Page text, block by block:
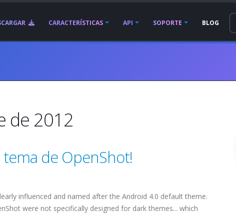
CARACTERÍSTICAS API SOPORTE BLOG
de 2012
tema de OpenShot!
influenced and named after the Android 4.0 default theme.
were not specifically designed for dark themes... which